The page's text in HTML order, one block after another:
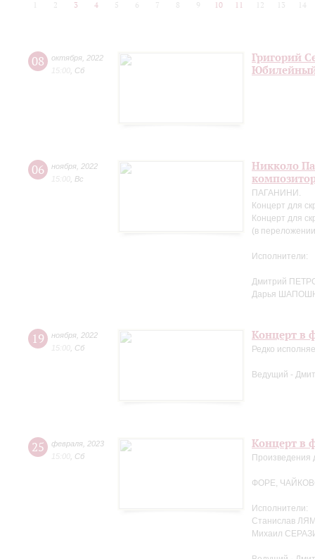
2 3 4 5 6 7 8 9 10 11 12 13 14
08 октября 2022
15:00 Сб
Григорий
06 ноября 2022
15:00 Вс
Никколо
ПАГАНИНИ.
Концерт для
Концерт для
(в
Исполнители:
Дмитрий
Дарья
19 ноября 2022
15:00 Сб
Концерт в
Редко
Ведущий -
25 февраля 2023
15:00 Сб
Концерт в
Произведения
ФОРЕ,
Исполнители:
Станислав
Михаил